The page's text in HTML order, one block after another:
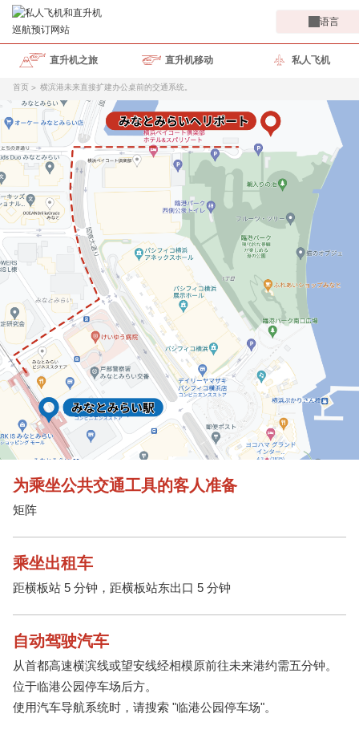
语言
直升机之旅 直升机移动 私人飞机
首页 横滨港未来直接扩建办公桌前的交通系统。
为乘坐公共交通工具的客人准备
矩阵
乘坐出租车
距横板站 5 分钟，距横板站东出口 5 分钟
自动驾驶汽车
从首都高速横滨线或望安线经相模原前往未来港约需五分钟。
位于临港公园停车场后方。
使用汽车导航系统时，请搜索 "临港公园停车场"。